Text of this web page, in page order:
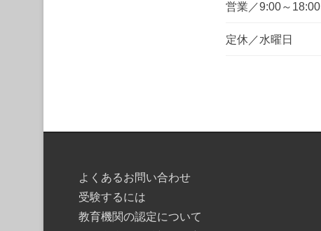
営業／9:00～18:00
定休／水曜日
よくあるお問い合わせ
受験するには
教育機関の認定について